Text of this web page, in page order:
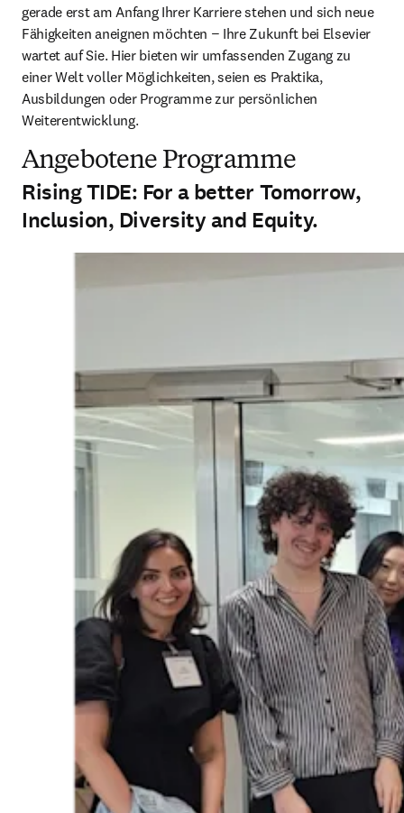
gerade erst am Anfang Ihrer Karriere stehen und sich neue
Fähigkeiten aneignen möchten − Ihre Zukunft bei Elsevier
wartet auf Sie. Hier bieten wir umfassenden Zugang zu
einer Welt voller Möglichkeiten, seien es Praktika,
Ausbildungen oder Programme zur persönlichen
Weiterentwicklung.
Angebotene Programme
Rising TIDE: For a better Tomorrow,
Inclusion, Diversity and Equity.